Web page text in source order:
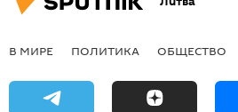
В МИРЕ ПОЛИТИКА ОБЩЕСТВО